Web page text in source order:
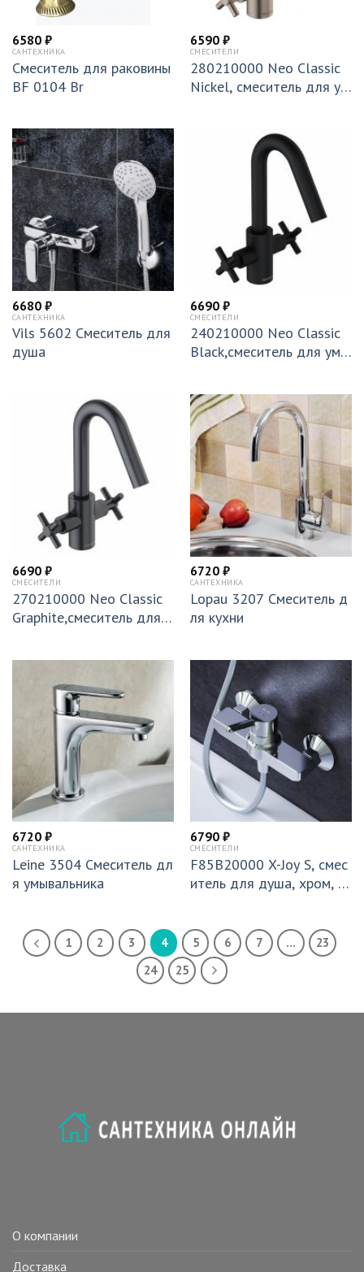
6580 ₽
САНТЕХНИКА
Смеситель для раковины
BF 0104 Br
6590 ₽
СМЕСИТЕЛИ
280210000 Neo Classic
Nickel, смеситель для ум
6680 ₽
САНТЕХНИКА
Vils 5602 Смеситель для
душа
6690 ₽
СМЕСИТЕЛИ
240210000 Neo Classic
Black,смеситель для умы
6690 ₽
СМЕСИТЕЛИ
270210000 Neo Classic
Graphite,смеситель для у
6720 ₽
САНТЕХНИКА
Lopau 3207 Смеситель д
ля кухни
6720 ₽
САНТЕХНИКА
Leine 3504 Смеситель дл
я умывальника
6790 ₽
СМЕСИТЕЛИ
F85B20000 X-Joy S, смес
итель для душа, хром, ш
1 2 3 4 5 6 7 …
23
24
25
О компании
Доставка